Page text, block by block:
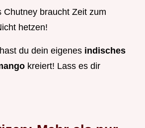
Chutney braucht Zeit zum
hetzen!
du dein eigenes indisches
kreiert! Lass es dir